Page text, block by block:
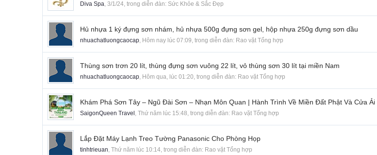
Diva Spa, 3/1/24, trong diễn đàn: Sức Khỏe & Sắc Đẹp
Hủ nhựa 1 ký đựng sơn nhám, hủ nhựa 500g đựng sơn gel, hộp nhựa 250g đựng sơn dầu
nhuachatluongcaocap, Hôm nay lúc 07:09, trong diễn đàn: Rao vặt Tổng hợp
Thùng sơn trơn 20 lít, thùng đựng sơn vuông 22 lít, vỏ thùng sơn 30 lít tại miền Nam
nhuachatluongcaocap, Hôm qua, lúc 01:20, trong diễn đàn: Rao vặt Tổng hợp
Khám Phá Sơn Tây – Ngũ Đài Sơn – Nhạn Môn Quan | Hành Trình Về Miền Đất Phật Và Cửa Ải
SaigonQueen Travel , Thứ năm lúc 15:48, trong diễn đàn: Rao vặt Tổng hợp
Lắp Đặt Máy Lạnh Treo Tường Panasonic Cho Phòng Họp
tinhtrieuan, Thứ năm lúc 10:14, trong diễn đàn: Rao vặt Tổng hợp